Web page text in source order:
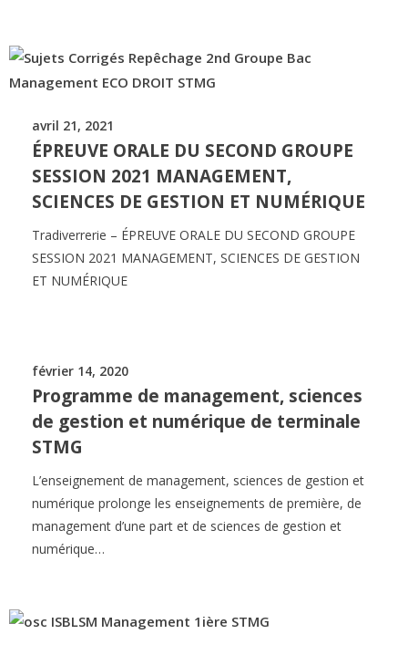
avril 21, 2021
ÉPREUVE ORALE DU SECOND GROUPE
SESSION 2021 MANAGEMENT,
SCIENCES DE GESTION ET NUMÉRIQUE
Tradiverrerie – ÉPREUVE ORALE DU SECOND GROUPE
SESSION 2021 MANAGEMENT, SCIENCES DE GESTION
ET NUMÉRIQUE
février 14, 2020
Programme de management, sciences
de gestion et numérique de terminale
STMG
L’enseignement de management, sciences de gestion et
numérique prolonge les enseignements de première, de
management d’une part et de sciences de gestion et
numérique…